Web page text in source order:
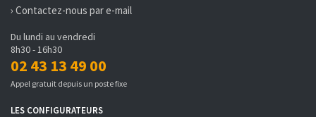
› Contactez-nous par e-mail
Du lundi au vendredi
8h30 - 16h30
02 43 13 49 00
Appel gratuit depuis un poste fixe
LES CONFIGURATEURS